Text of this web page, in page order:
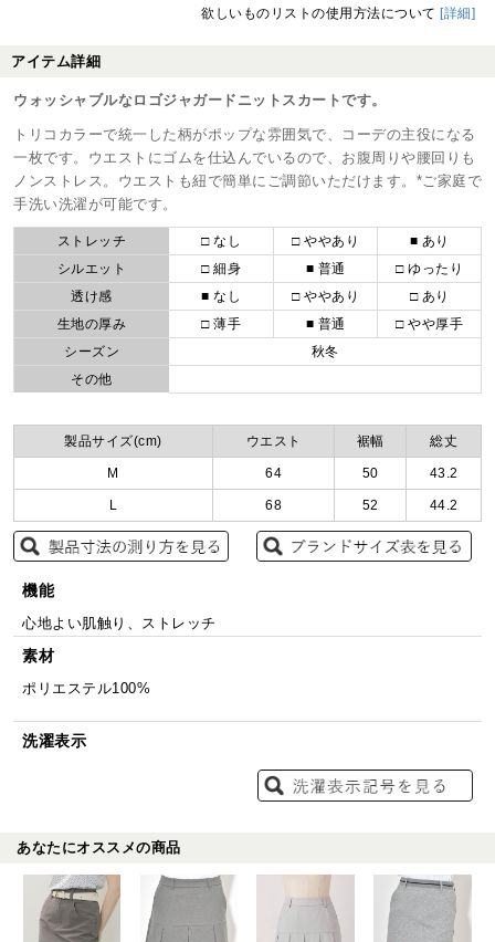
欲しいものリストの使用方法について [詳細]
アイテム詳細
ウォッシャブルなロゴジャガードニットスカートです。
トリコカラーで統一した柄がポップな雰囲気で、コーデの主役になる
一枚です。ウエストにゴムを仕込んでいるので、お腹周りや腰回りも
ノンストレス。ウエストも紐で簡単にご調節いただけます。*ご家庭で
手洗い洗濯が可能です。
ストレッチ □ なし □ ややあり
■ あり
シルエット
□ 細身 ■ 普通
□ ゆったり
透け感
■ なし □ ややあり
□ あり
生地の厚み
□ 薄手 ■ 普通
□ やや厚手
シーズン
秋冬
その他
製品サイズ(cm) ウエスト 裾幅 総丈
M 64 50 43.2
L 68 52 44.2
機能
心地よい肌触り、ストレッチ
素材
ポリエステル100%
洗濯表示
あなたにオススメの商品